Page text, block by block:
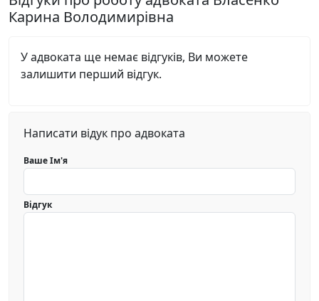
Карина Володимирівна
У адвоката ще немає відгуків, Ви можете
залишити перший відгук.
Написати відук про адвоката
Ваше Ім'я
Відгук